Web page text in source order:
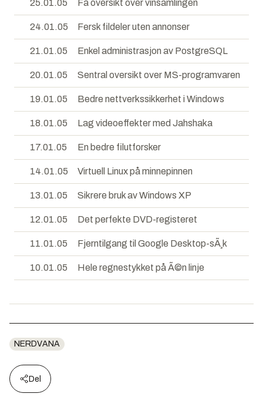
25.01.05 Få oversikt over vinsamlingen
24.01.05 Fersk fildeler uten annonser
21.01.05 Enkel administrasjon av PostgreSQL
20.01.05 Sentral oversikt over MS-programvaren
19.01.05 Bedre nettverkssikkerhet i Windows
18.01.05 Lag videoeffekter med Jahshaka
17.01.05 En bedre filutforsker
14.01.05 Virtuell Linux på minnepinnen
13.01.05 Sikrere bruk av Windows XP
12.01.05 Det perfekte DVD-registeret
11.01.05 Fjerntilgang til Google Desktop-sÃ¸k
10.01.05 Hele regnestykket på Ã©n linje
NERDVANA
Del